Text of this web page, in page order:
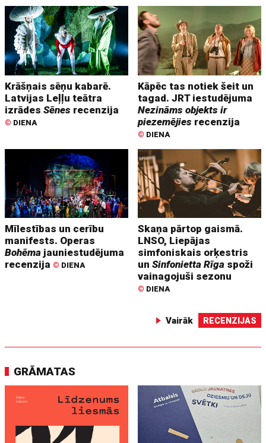
Krāšņais sēņu kabarē.
Latvijas Leļļu teātra
izrādesSēnes recenzija
© DIENA
Kāpēc tas notiek šeit un
tagad. JRT iestudējuma
Nezināms objekts ir
piezemējies recenzija
© DIENA
Mīlestības un cerību
manifests. Operas
Bohēma jauniestudējuma
recenzija © DIENA
Skaņa pārtop gaismā.
LNSO, Liepājas
simfoniskais orķestris
unSinfonietta Rīga spoži
vainagojuši sezonu
© DIENA
Vairāk RECENZIJAS
GRĀMATAS